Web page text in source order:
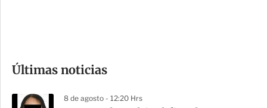
m
a
Últimas noticias
8 de agosto - 12:20 Hrs